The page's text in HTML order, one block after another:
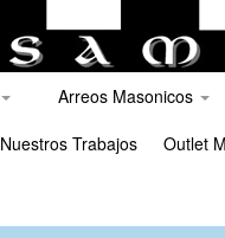
Arreos Masonicos
Nuestros Trabajos Outlet